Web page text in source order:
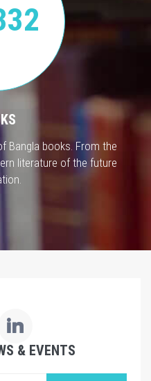
Bangla books. From the
literature of the future
& EVENTS